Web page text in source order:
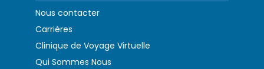
Nous contacter
Carrières
Clinique de Voyage Virtuelle
Qui Sommes Nous